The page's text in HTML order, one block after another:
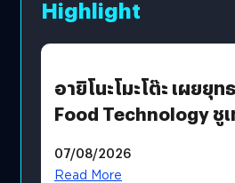
Highlight
อายิโนะโมะโต๊ะ เผยยุ
Food Technology ชู
บริโภคและ B2B
07/08/2026
Read More